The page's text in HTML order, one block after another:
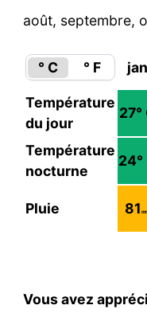
août, septembre,
° C ° F jan
Température
du jour
27°
Température
nocturne
24°
Pluie 81
Vous avez